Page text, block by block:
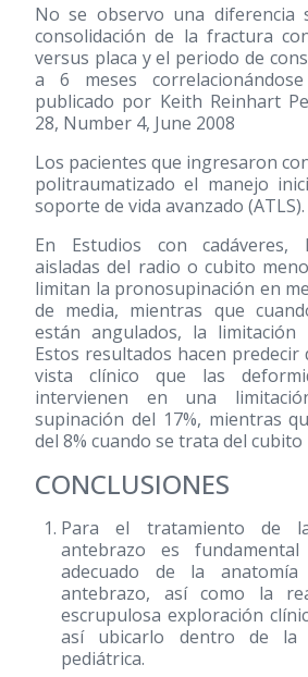
No se observo una diferencia
consolidación de la fractura
versus placa y el periodo de
a 6 meses
publicado por Keith Reinhart
28, Number 4, June 2008
Los pacientes que ingresaron
politraumatizado el manejo
soporte de vida avanzado (ATLS).
En Estudios con cadáveres,
aisladas del radio o cubito
limitan la pronosupinación en
de media, mientras que
están angulados, la
Estos resultados hacen predecir
vista clínico que las
intervienen en una
supinación del 17%, mientras
del 8% cuando se trata del cubito
CONCLUSIONES
Para el tratamiento de
antebrazo es
adecuado de la
antebrazo, así como la
escrupulosa exploración
así ubicarlo dentro de la
pediátrica.